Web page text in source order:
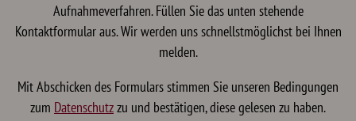
Aufnahmeverfahren. Füllen Sie das unten stehende
Kontaktformular aus. Wir werden uns schnellstmöglichst bei Ihnen
melden.
Mit Abschicken des Formulars stimmen Sie unseren Bedingungen
zum Datenschutzzu und bestätigen, diese gelesen zu haben.